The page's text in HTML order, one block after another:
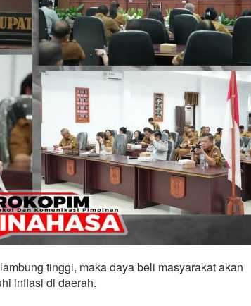
tinggi, maka daya beli masyarakat akan
inflasi di daerah.